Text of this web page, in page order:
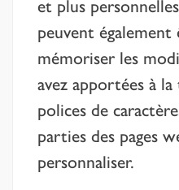
peuvent
mémoriser les
avez apportées à
polices de
parties des pages
personnaliser.